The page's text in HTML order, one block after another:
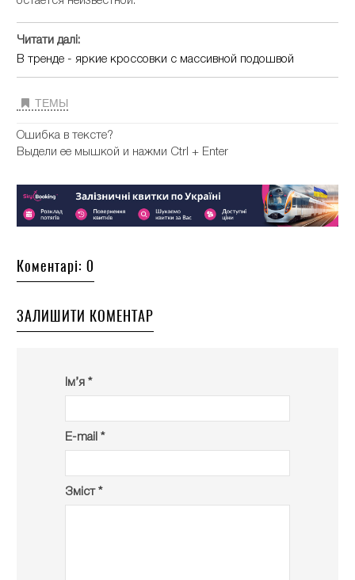
Читати далі:
В тренде - яркие кроссовки с массивной подошвой
ТЕМЫ
Ошибка в тексте?
Выдели ее мышкой и нажми Ctrl + Enter
Коментарі: 0
ЗАЛИШИТИ КОМЕНТАР
Ім’я *
E-mail *
Зміст *